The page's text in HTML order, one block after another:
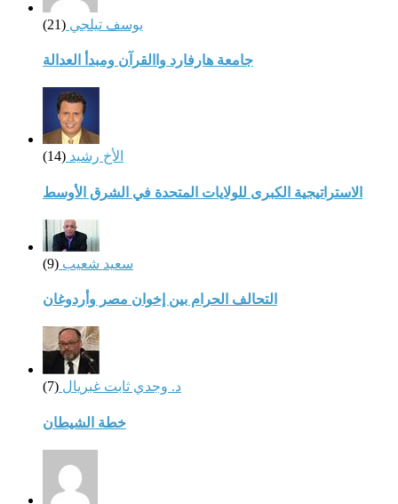
يوسف تيلجي (21)
جامعة هارفارد واالقرآن ومبدأ العدالة
الأخ رشيد (14)
الاستراتيجية الكبرى للولايات المتحدة في الشرق الأوسط
سعيد شعيب (9)
التحالف الحرام بين إخوان مصر وأردوغان
د. وجدي ثابت غبريال (7)
خطة الشيطان